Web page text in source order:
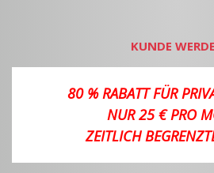
KUNDE
80 % RABATT FÜR
NUR 25 € PRO
ZEITLICH